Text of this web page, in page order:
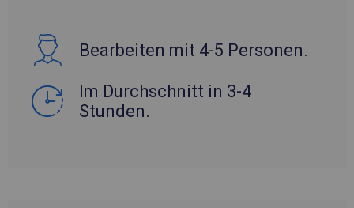
Bearbeiten mit 4-5 Personen.
Im Durchschnitt in 3-4
Stunden.